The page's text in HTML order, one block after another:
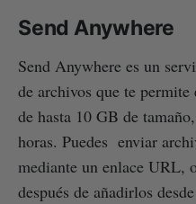
Send Anywhere
Send Anywhere es un
de archivos que te
de hasta 10 GB de
horas. Puedes enviar
mediante un enlace URL,
después de añadirlos